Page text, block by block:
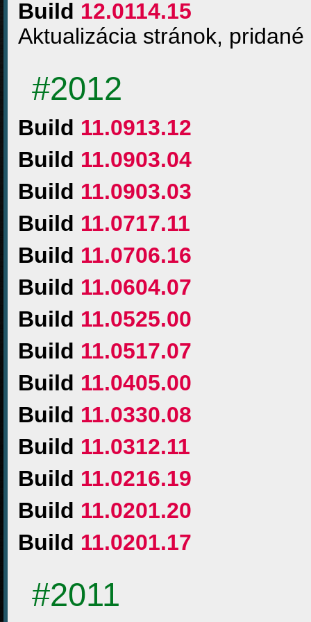
Build 12.0114.15
Aktualizácia stránok,
#2012
Build 11.0913.12
Build 11.0903.04
Build 11.0903.03
Build 11.0717.11
Build 11.0706.16
Build 11.0604.07
Build 11.0525.00
Build 11.0517.07
Build 11.0405.00
Build 11.0330.08
Build 11.0312.11
Build 11.0216.19
Build 11.0201.20
Build 11.0201.17
#2011